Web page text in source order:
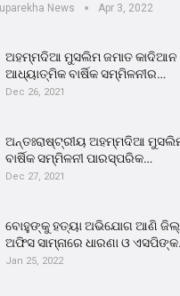
News Apr 3, 2022
ଅହମ୍ମଦିଆ ମୁସଲିମ ଜମାତ କାଦିଆନ
ଆଧ୍ୟାତ୍ମିକ ବାର୍ଷିକ ସମ୍ମିଳନୀର…
Dec 26, 2021
ଅନ୍ତଃରାଷ୍ଟ୍ରୀୟ ଅହମ୍ମଦିଆ
ବାର୍ଷିକ ସମ୍ମିଳନୀ ପାରସ୍ପରିକ…
Dec 27, 2021
ବୋହୁଙ୍କୁ ହତ୍ୟା ଅଭିଯୋଗ ଆଣି
ଅଫିସ ସାମ୍ନାରେ ଧାରଣା ଓ
Jan 25, 2022